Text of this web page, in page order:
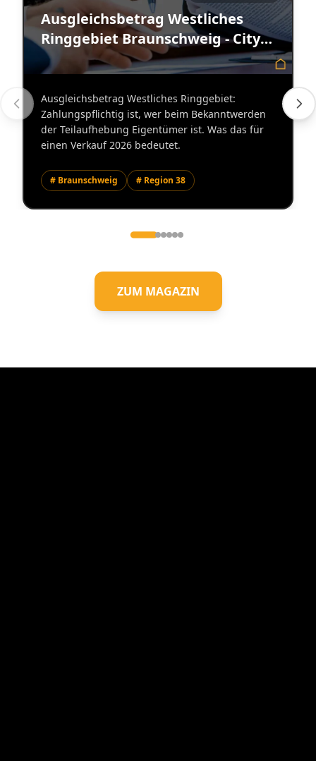
Ausgleichsbetrag Westliches
Ringgebiet Braunschweig - City
Immobilienmakler
Ausgleichsbetrag Westliches Ringgebiet:
Zahlungspflichtig ist, wer beim Bekanntwerden
der Teilaufhebung Eigentümer ist. Was das für
einen Verkauf 2026 bedeutet.
# Braunschweig # Region 38
ZUM MAGAZIN